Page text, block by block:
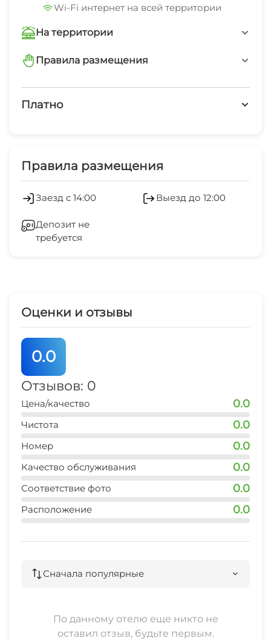
Wi-Fi интернет на всей территории
На территории
Интернет Wi-Fi
Работает круглогодично
Правила размещения
запрещено курить в помещениях
Платно
СВЧ
Правила размещения
Заезд с 14:00 Выезд до 12:00
Депозит не
требуется
Оценки и отзывы
0.0
Отзывов: 0
Цена/качество 0.0
Чистота 0.0
Номер 0.0
Качество обслуживания 0.0
Соответствие фото 0.0
Расположение 0.0
Сначала популярные
По данному отелю еще никто не
оставил отзыв, будьте первым.